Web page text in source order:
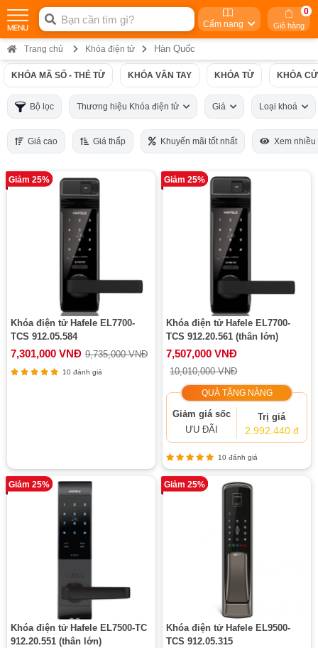
Cẩm nang Giỏ hàng
0
Trang chủ Khóa điện tử Hàn Quốc
KHÓA MÃ SỐ - THẺ TỪ KHÓA VÂN TAY KHÓA TỪ KHÓA
Bộ lọc Thương hiệu Khóa điện tử Giá Loại khoá
Giá cao Giá thấp Khuyến mãi tốt nhất Xem nhiều
Giảm 25%
Khóa điện tử Hafele EL7700-
TCS 912.05.584
7,301,000 VNĐ 9,735,000 VNĐ
10 đánh giá
Giảm 25%
Khóa điện tử Hafele EL7700-
TCS 912.20.561 (thân lớn)
7,507,000 VNĐ
10,010,000 VNĐ
QUÀ TẶNG NÀNG
Giảm giá sốc
ƯU ĐÃI
Trị giá
2.992.440 đ
10 đánh giá
Giảm 25%
Khóa điện tử Hafele EL7500-TC
912.20.551 (thân lớn)
Giảm 25%
Khóa điện tử Hafele EL9500-
TCS 912.05.315